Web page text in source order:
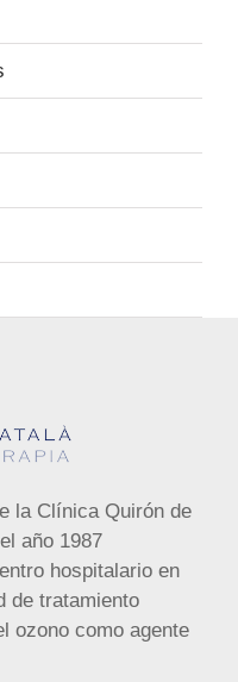
la Clínica Quirón de
año 1987
hospitalario en
de tratamiento
ozono como agente